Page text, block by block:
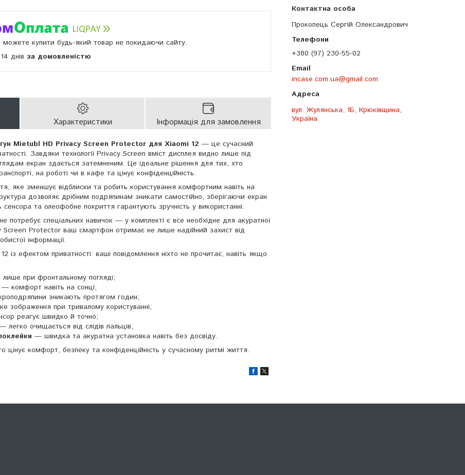
Прокопець Сергій Олександрович
+380 (97) 230-55-02
incase.com.ua@gmail.com
вул. Жулянська, 1Б, Крюківщина,
Україна
можете купити будь-який товар не покидаючи сайту.
днів за домовленістю
Характеристики Інформація для замовлення
Mietubl HD Privacy Screen Protector для Xiaomi 12 — це сучасний
Завдяки технології Privacy Screen вміст дисплея видно лише під
екран здається затемненим. Це ідеальне рішення для тих, хто
на роботі чи в кафе та цінує конфіденційність.
яке зменшує відблиски та робить користування комфортним навіть на
дозволяє дрібним подряпинам зникати самостійно, зберігаючи екран
та олеофобне покриття гарантують зручність у використанні.
потребує спеціальних навичок — у комплекті є все необхідне для акуратної
Protector ваш смартфон отримає не лише надійний захист від
інформації.
із ефектом приватності: ваші повідомлення ніхто не прочитає, навіть якщо
при фронтальному погляді;
— комфорт навіть на сонці;
зникають протягом годин;
зображення при тривалому користуванні;
реагує швидко й точно;
легко очищається від слідів пальців;
— швидка та акуратна установка навіть без досвіду.
цінує комфорт, безпеку та конфіденційність у сучасному ритмі життя.